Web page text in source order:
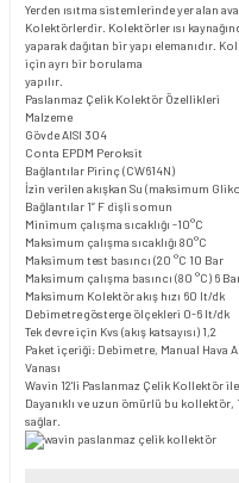
Yerden ısıtma sistemlerinde yer alan
Kolektörlerdir. Kolektörler ısı
yaparak dağıtan bir yapı elemanıdır.
için ayrı bir borulama
yapılır.
Paslanmaz Çelik Kolektör Özellikleri
Malzeme
Gövde AISI 304
Conta EPDM Peroksit
Bağlantılar Pirinç (CW614N)
İzin verilen akışkan Su (maksimum
Bağlantılar 1” F dişli somun
Minimum çalışma sıcaklığı -10°C
Maksimum çalışma sıcaklığı 80°C
Maksimum test basıncı (20 °C 10 Bar
Maksimum çalışma basıncı (80 °C) 6
Maksimum Kolektör akış hızı 60 lt/dk
Debimetre gösterge ölçekleri 0-6 lt/dk
Tek devre için Kvs (akış katsayısı) 1,2
Paket içeriği: Debimetre, Manual Hava
Vanası
Wavin 12'li Paslanmaz Çelik Kollektör
Dayanıklı ve uzun ömürlü bu
sağlar.